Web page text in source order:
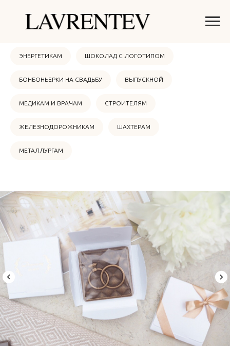
ОНЛАЙН МАГАЗИН НОВЫЙ ГОД 2026
ЭНЕРГЕТИКАМ ШОКОЛАД С ЛОГОТИПОМ
БОНБОНЬЕРКИ НА СВАДЬБУ ВЫПУСКНОЙ
МЕДИКАМ И ВРАЧАМ СТРОИТЕЛЯМ
ЖЕЛЕЗНОДОРОЖНИКАМ ШАХТЕРАМ
МЕТАЛЛУРГАМ